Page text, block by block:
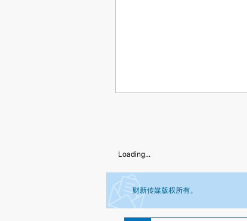
Loading...
财新传媒版权所有。